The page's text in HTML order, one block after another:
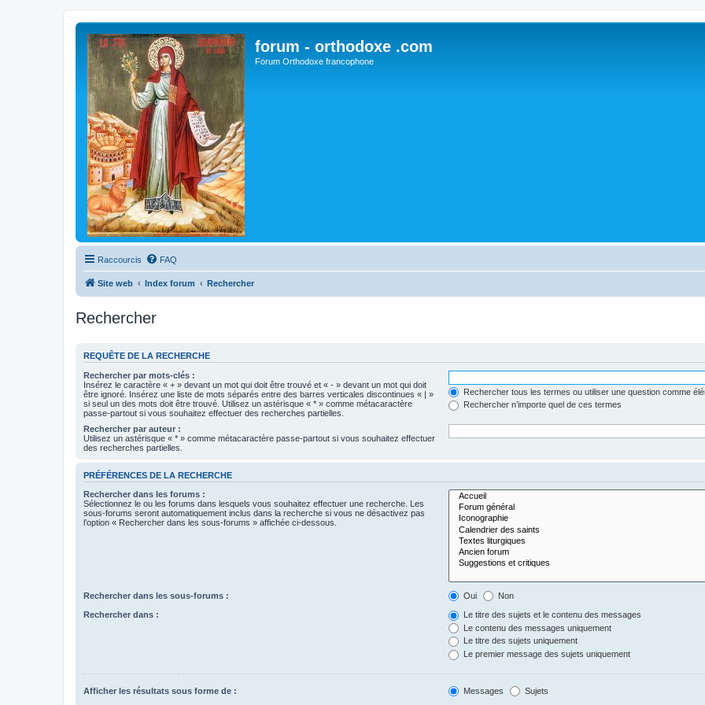
forum - orthodoxe .com
Forum Orthodoxe francophone
Raccourcis FAQ
Site web Index forum Rechercher
Rechercher
REQUÊTE DE LA RECHERCHE
Rechercher par mots-clés :
Insérez le caractère « + » devant un mot qui doit être trouvé et « - » devant un mot qui doit
être ignoré. Insérez une liste de mots séparés entre des barres verticales discontinues « | »
si seul un des mots doit être trouvé. Utilisez un astérisque « * » comme métacaractère
passe-partout si vous souhaitez effectuer des recherches partielles.
Rechercher tous les termes ou utiliser une question comme
Rechercher n’importe quel de ces termes
Rechercher par auteur :
Utilisez un astérisque « * » comme métacaractère passe-partout si vous souhaitez effectuer
des recherches partielles.
PRÉFÉRENCES DE LA RECHERCHE
Rechercher dans les forums :
Sélectionnez le ou les forums dans lesquels vous souhaitez effectuer une recherche. Les
sous-forums seront automatiquement inclus dans la recherche si vous ne désactivez pas
l’option « Rechercher dans les sous-forums » affichée ci-dessous.
Rechercher dans les sous-forums : Oui Non
Rechercher dans :
Le titre des sujets et le contenu des messages
Le contenu des messages uniquement
Le titre des sujets uniquement
Le premier message des sujets uniquement
Afficher les résultats sous forme de : Messages Sujets